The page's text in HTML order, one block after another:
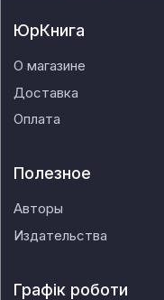
ЮрКнига
О магазине
Доставка
Оплата
Полезное
Авторы
Издательства
Графік роботи